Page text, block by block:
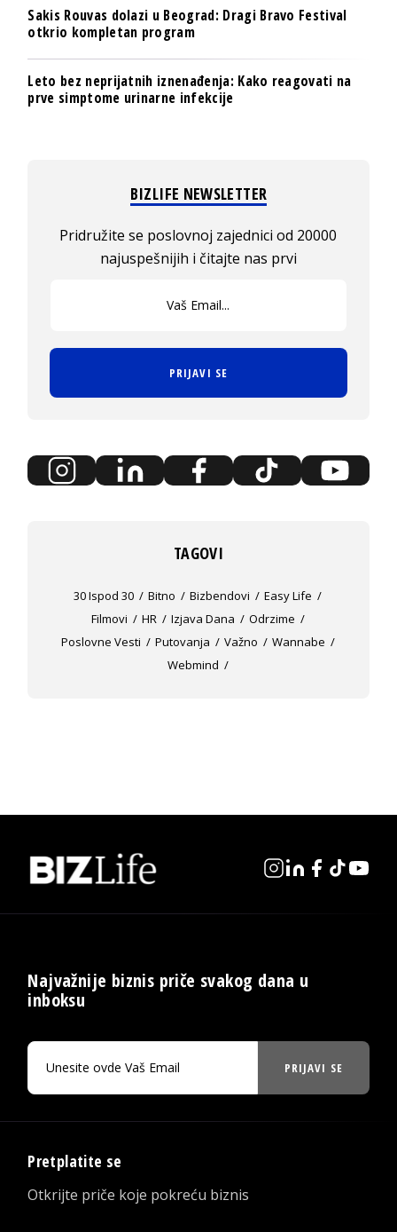
Sakis Rouvas dolazi u Beograd: Dragi Bravo Festival
otkrio kompletan program
Leto bez neprijatnih iznenađenja: Kako reagovati na
prve simptome urinarne infekcije
BIZLIFE NEWSLETTER
Pridružite se poslovnoj zajednici od 20000
najuspešnijih i čitajte nas prvi
PRIJAVI SE
TAGOVI
30 Ispod 30 Bitno Bizbendovi
Easy Life
Filmovi
HR Izjava Dana
Odrzime
Poslovne Vesti
Putovanja Važno
Wannabe
Webmind
Najvažnije biznis priče svakog dana u
inboksu
PRIJAVI SE
Pretplatite se
Otkrijte priče koje pokreću biznis